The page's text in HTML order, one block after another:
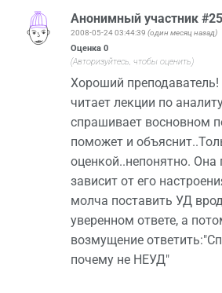
Анонимный участник #25
2008-05-24 03:44:39 (один месяц назад)
Оценка 0
(Авторизуйтесь, чтобы оценить)
Хороший
читает лекции по
спрашивает восновном
поможет и
оценкой..непонятно. Она
зависит от его
молча поставить УД
уверенном ответе, а
возмущение
почему не НЕУД"